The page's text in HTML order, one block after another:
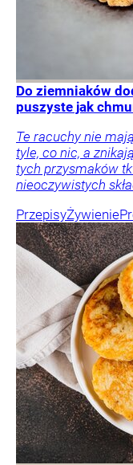
Do ziemniaków
puszyste jak
Te racuchy nie
tyle, co nic, a
tych przysmaków
nieoczywistych
PrzepisyŻywienie